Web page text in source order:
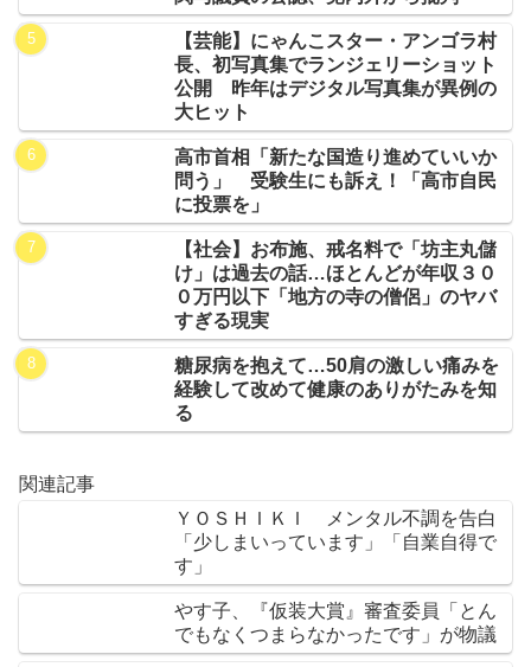
【芸能】にゃんこスター・アンゴラ村
長、初写真集でランジェリーショット
公開 昨年はデジタル写真集が異例の
大ヒット
高市首相「新たな国造り進めていいか
問う」 受験生にも訴え！「高市自民
に投票を」
【社会】お布施、戒名料で「坊主丸儲
け」は過去の話…ほとんどが年収３０
０万円以下「地方の寺の僧侶」のヤバ
すぎる現実
糖尿病を抱えて…50肩の激しい痛みを
経験して改めて健康のありがたみを知
る
関連記事
ＹＯＳＨＩＫＩ メンタル不調を告白
「少しまいっています」「自業自得で
す」
やす子、『仮装大賞』審査委員「とん
でもなくつまらなかったです」が物議